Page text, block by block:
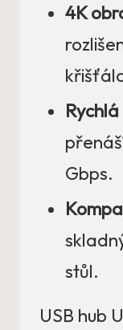
4K
Gbps.
stůl.
USB hub